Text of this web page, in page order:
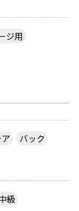
ジ用
バック
級